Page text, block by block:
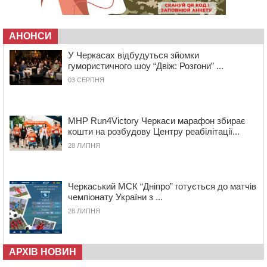
Обрано претендента на посаду директора
07:23 Уманські міграційники видворили з країни грузина,
який відсидів термін у колонії
05 СЕРПНЯ 2026, СЕРЕДА
20:28 Наступні два дні на Черкащині прогнозують пік
19:30
Проєкт просторового розвитку Корсунь-
Шевченківської громади рекомендували до
погодження
18:45 У Звенигородці влада заборонила проводити масові
18:07 Боксерка з Черкащини готується до чемпіонату
Європи серед молоді
17:30 На Черкащині державі повернуть понад 2,6 га земель
природно-заповідного фонду
полеглого внаслідок атаки FPV-дрона воїна
АНОНСИ
У Черкасах відбудуться зйомки
гумористичного шоу “Двіж: Розгони” ...
03 СЕРПНЯ
MHP Run4Victory Черкаси марафон збирає
кошти на розбудову Центру реабілітації...
28 ЛИПНЯ
Черкаський МСК “Дніпро” готується до матчів
чемпіонату України з ...
28 ЛИПНЯ
АРХІВ НОВИН